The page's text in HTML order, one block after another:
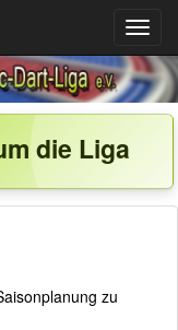
Menü
die Liga
zu